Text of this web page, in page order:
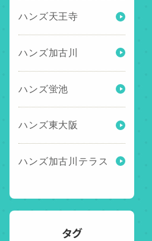
ハンズ天王寺
ハンズ加古川
ハンズ蛍池
ハンズ東大阪
ハンズ加古川テラス
タグ